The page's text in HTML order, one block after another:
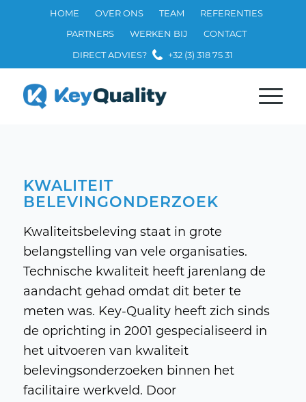
HOME OVER ONS TEAM
REFERENTIES
PARTNERS
WERKEN BIJ
CONTACT
DIRECT ADVIES?
+32 (3) 318 75 31
KWALITEIT
BELEVINGONDERZOEK
Kwaliteitsbeleving staat in grote
belangstelling van vele organisaties.
Technische kwaliteit heeft jarenlang de
aandacht gehad omdat dit beter te
meten was. Key-Quality heeft zich sinds
de oprichting in 2001 gespecialiseerd in
het uitvoeren van kwaliteit
belevingsonderzoeken binnen het
facilitaire werkveld. Door